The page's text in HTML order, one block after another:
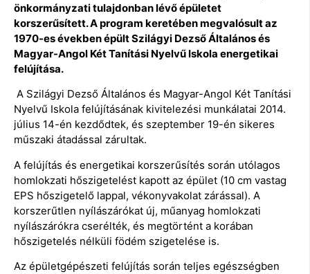
önkormányzati tulajdonban lévő épületet
korszerűsített. A program keretében megvalósult az
1970-es években épült Szilágyi Dezső Általános és
Magyar-Angol Két Tanítási Nyelvű Iskola energetikai
felújítása.
A Szilágyi Dezső Általános és Magyar-Angol Két Tanítási
Nyelvű Iskola felújításának kivitelezési munkálatai 2014.
július 14-én kezdődtek, és szeptember 19-én sikeres
műszaki átadással zárultak.
A felújítás és energetikai korszerűsítés során utólagos
homlokzati hőszigetelést kapott az épület (10 cm vastag
EPS hőszigetelő lappal, vékonyvakolat zárással). A
korszerűtlen nyílászárókat új, műanyag homlokzati
nyílászárókra cserélték, és megtörtént a korában
hőszigetelés nélküli födém szigetelése is.
Az épületgépészeti felújítás során teljes egészségben